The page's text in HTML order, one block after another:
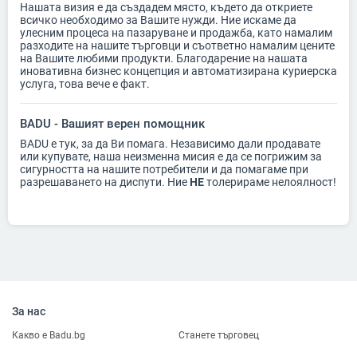
Нашата визия е да създадем място, където да откриете
всичко необходимо за Вашите нужди. Ние искаме да
улесним процеса на пазаруване и продажба, като намалим
разходите на нашите търговци и съответно намалим цените
на Вашите любими продукти. Благодарение на нашата
иновативна бизнес концепция и автоматизирана куриерска
услуга, това вече е факт.
BADU - Вашият верен помощник
BADU е тук, за да Ви помага. Независимо дали продавате
или купувате, наша неизменна мисия е да се погрижим за
сигурността на нашите потребители и да помагаме при
разрешаването на диспути. Ние НЕтолерираме нелоялност!
За нас
Какво е Badu.bg Станете търговец